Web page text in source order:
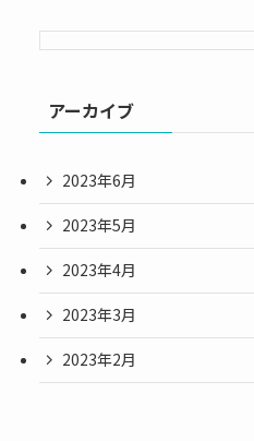
アーカイブ
2023年6月
2023年5月
2023年4月
2023年3月
2023年2月